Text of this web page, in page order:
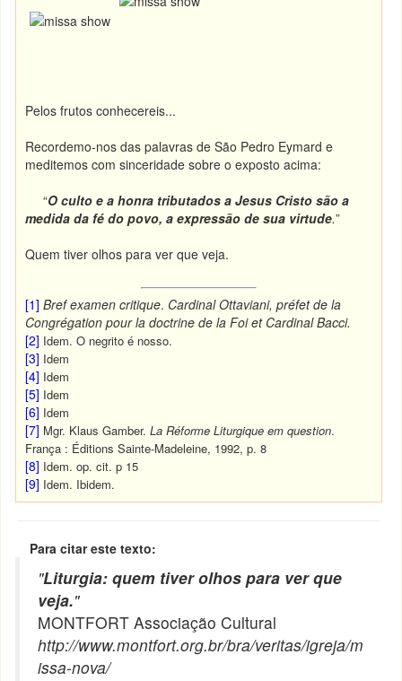
Pelos frutos conhecereis...
Recordemo-nos das palavras de São Pedro Eymard e
meditemos com sinceridade sobre o exposto acima:
“O culto e a honra tributados a Jesus Cristo são a
medida da fé do povo, a expressão de sua virtude.”
Quem tiver olhos para ver que veja.
[1] Bref examen critique. Cardinal Ottaviani, préfet de la
Congrégation pour la doctrine de la Foi et Cardinal Bacci.
[2] Idem. O negrito é nosso.
[3] Idem
[4] Idem
[5] Idem
[6] Idem
[7] Mgr. Klaus Gamber.La Réforme Liturgique em question.
França : Éditions Sainte-Madeleine, 1992, p. 8
[8] Idem. op. cit. p 15
[9] Idem. Ibidem.
Para citar este texto:
"Liturgia: quem tiver olhos para ver que
veja."
MONTFORT Associação Cultural
http://www.montfort.org.br/bra/veritas/igreja/m
issa-nova/